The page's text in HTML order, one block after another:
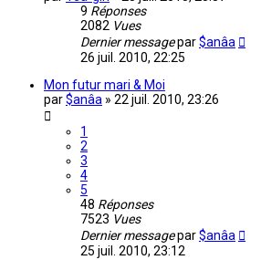
9 Réponses
2082 Vues
Dernier messagepar$anâa
26 juil. 2010, 22:25
Mon futur mari & Moi
par$anâa » 22 juil. 2010, 23:26
1
2
3
4
5
48 Réponses
7523 Vues
Dernier messagepar$anâa
25 juil. 2010, 23:12